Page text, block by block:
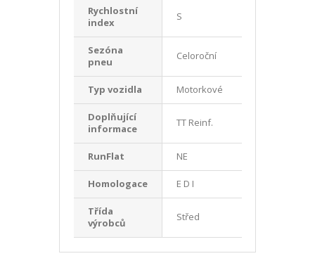
Rychlostní
index
S
Sezóna
pneu
Celoroční
Typ vozidla Motorkové
Doplňující
informace
TT Reinf.
RunFlat NE
Homologace E D I
Třída
výrobců
Střed